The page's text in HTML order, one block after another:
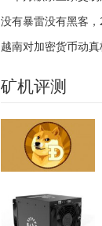
越南对加密货币动真
矿机评测